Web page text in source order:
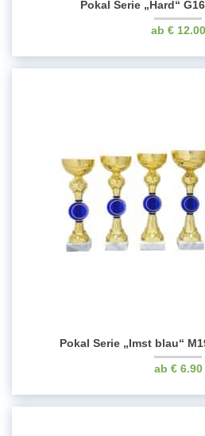
Pokal Serie „Hard“
€12.00
Pokal Serie „Imst blau“
€6.90